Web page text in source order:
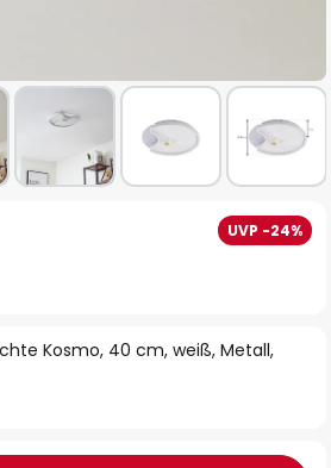
Kosmo, 40 cm, weiß, Metall,
UVP -24%